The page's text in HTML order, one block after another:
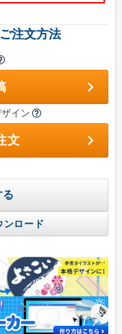
注文方法
イン
文
る
ンロード